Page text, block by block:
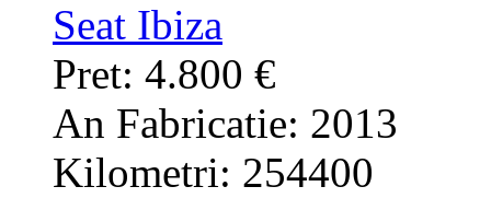
Seat Ibiza
Pret: 4.800 €
An Fabricatie: 2013
Kilometri: 254400